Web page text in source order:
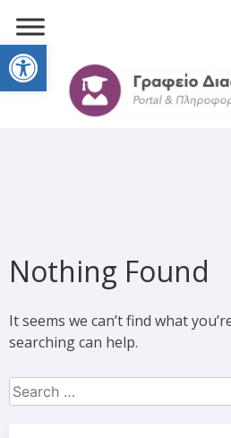
Open toolbar
Nothing Found
It seems we can’t find what
searching can help.